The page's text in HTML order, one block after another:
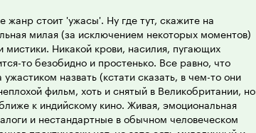
жанр стоит 'ужасы'. Ну где тут, скажите на
милая (за исключением некоторых моментов)
Никакой крови, насилия, пугающих
то безобидно и простенько. Все равно, что
назвать (кстати сказать, в чем-то они
фильм, хоть и снятый в Великобритании, но
к индийскому кино. Живая, эмоциональная
и нестандартные в обычном человеческом